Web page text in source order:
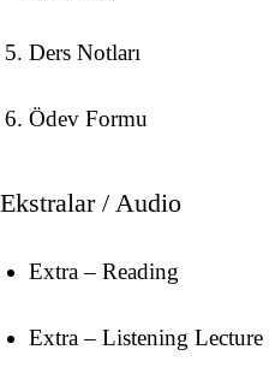
Ders Notları
Ödev Formu
Ekstralar / Audio
Extra – Reading
Extra – Listening Lecture